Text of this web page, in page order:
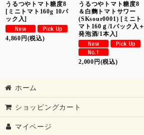
うるつやトマト糖度8
[ ミニトマト160g 10パ
ック入]
4,860 円 (税込)
うるつやトマト糖度8
＆白麴トマトサワー
(SKsour0001) [ ミニト
マト160ｇ/1パック入＋
発泡酒/1本入]
2,000 円 (税込)
ホーム
ショッピングカート
マイページ